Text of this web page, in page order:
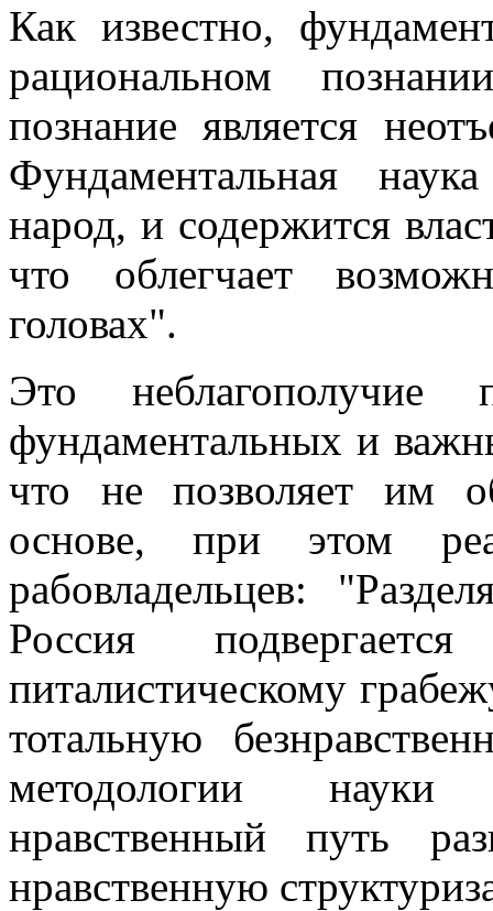
Как известно,
рациональном
познание является
Фундаментальная
народ, и содержится
что облегчает
головах".
Это неблагополучие
фундаментальных и
что не позволяет им
основе, при этом
рабовладельцев:
Россия
питалистическому
тотальную
методологии науки
нравственный путь
нравственную